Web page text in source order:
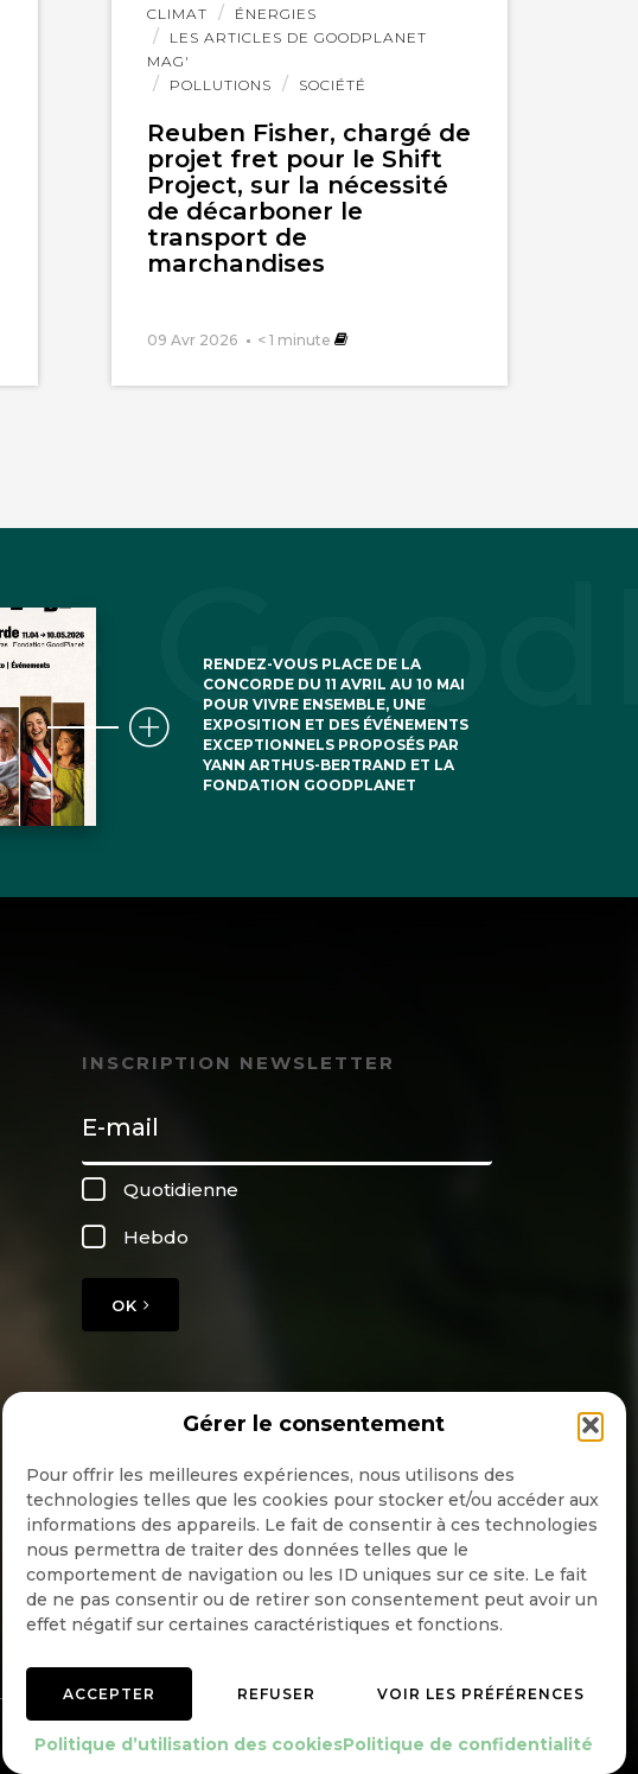
Gérer le consentement
Pour offrir les meilleures expériences, nous utilisons des
technologies telles que les cookies pour stocker et/ou accéder aux
informations des appareils. Le fait de consentir à ces technologies
nous permettra de traiter des données telles que le
comportement de navigation ou les ID uniques sur ce site. Le fait
de ne pas consentir ou de retirer son consentement peut avoir un
effet négatif sur certaines caractéristiques et fonctions.
ACCEPTER REFUSER VOIR LES PRÉFÉRENCES
Politique d’utilisation des cookiesPolitique de confidentialité
CLIMAT
ÉNERGIES
LES ARTICLES DE GOODPLANET
MAG'
POLLUTIONS
SOCIÉTÉ
Reuben Fisher, chargé de
projet fret pour le Shift
Project, sur la nécessité
de décarboner le
transport de
marchandises
09 Avr 2026 < 1 minute
Lire
l'article
RENDEZ-VOUS PLACE DE LA
CONCORDE DU 11 AVRIL AU 10 MAI
POUR VIVRE ENSEMBLE, UNE
EXPOSITION ET DES ÉVÉNEMENTS
EXCEPTIONNELS PROPOSÉS PAR
YANN ARTHUS-BERTRAND ET LA
FONDATION GOODPLANET
INSCRIPTION NEWSLETTER
Quotidienne
Hebdo
OK
Politique d’utilisation des cookies
Gérer le consentement